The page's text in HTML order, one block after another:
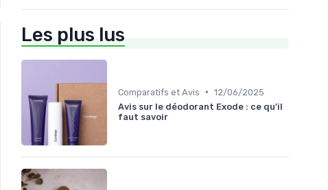
Les plus lus
Comparatifs et Avis • 12/06/2025
Avis sur le déodorant Exode : ce qu'il
faut savoir